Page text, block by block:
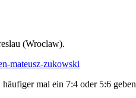
(Wroclaw).
mateusz-zukowski
mal ein 7:4 oder 5:6 geben